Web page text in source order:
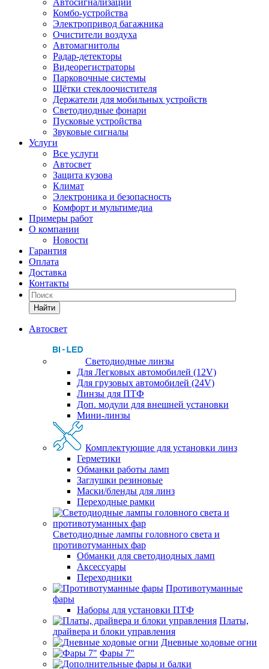
Автосигнализации
Комбо-устройства
Электропривод багажника
Очистители воздуха
Автомагнитолы
Радар-детекторы
Видеорегистраторы
Парковочные системы
Щётки стеклоочистителя
Держатели для мобильных устройств
Светодиодные фонари
Пусковые устройства
Звуковые сигналы
Услуги
Все услуги
Автосвет
Защита кузова
Климат
Электроника и безопасность
Комфорт и мультимедиа
Примеры работ
О компании
Новости
Гарантия
Оплата
Доставка
Контакты
Найти
Автосвет
Светодиодные линзы
Для Легковых автомобилей (12V)
Для грузовых автомобилей (24V)
Линзы для ПТФ
Доп. модули для внешней установки
Мини-линзы
Комплектующие для установки линз
Герметики
Обманки работы ламп
Заглушки резиновые
Маски/бленды для линз
Переходные рамки
Светодиодные лампы головного света и
противотуманных фар
Обманки для светодиодных ламп
Аксессуары
Переходники
Противотуманные
фары
Наборы для установки ПТФ
Платы,
драйвера и блоки управления
Дневные ходовые огни
Фары 7"